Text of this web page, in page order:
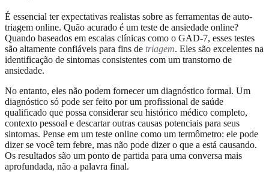
É essencial ter expectativas realistas sobre as ferramentas de auto-
triagem online. Quão acurado é um teste de ansiedade online?
Quando baseados em escalas clínicas como o GAD-7, esses testes
são altamente confiáveis para fins de triagem. Eles são excelentes na
identificação de sintomas consistentes com um transtorno de
ansiedade.
No entanto, eles não podem fornecer um diagnóstico formal. Um
diagnóstico só pode ser feito por um profissional de saúde
qualificado que possa considerar seu histórico médico completo,
contexto pessoal e descartar outras causas potenciais para seus
sintomas. Pense em um teste online como um termômetro: ele pode
dizer se você tem febre, mas não pode dizer o que a está causando.
Os resultados são um ponto de partida para uma conversa mais
aprofundada, não a palavra final.